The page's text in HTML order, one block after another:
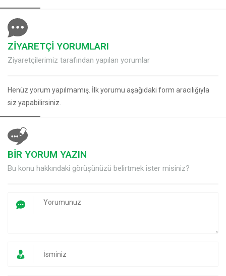
ZİYARETÇİ YORUMLARI
Ziyaretçilerimiz tarafından yapılan yorumlar
Henüz yorum yapılmamış. İlk yorumu aşağıdaki form aracılığıyla
siz yapabilirsiniz.
BİR YORUM YAZIN
Bu konu hakkındaki görüşünüzü belirtmek ister misiniz?